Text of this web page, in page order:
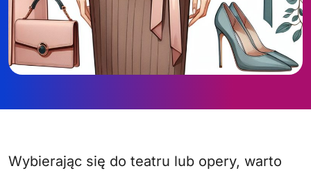
Wybierając się do teatru lub opery, warto